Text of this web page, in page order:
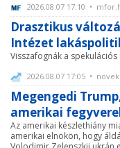
2026.08.07 17:10 •
Drasztikus
Intézet
Visszafognák a spekulációs
2026.08.07 17:05 •
Megengedi
amerikai
Az amerikai készlethiány
amerikai elnökön, hogy